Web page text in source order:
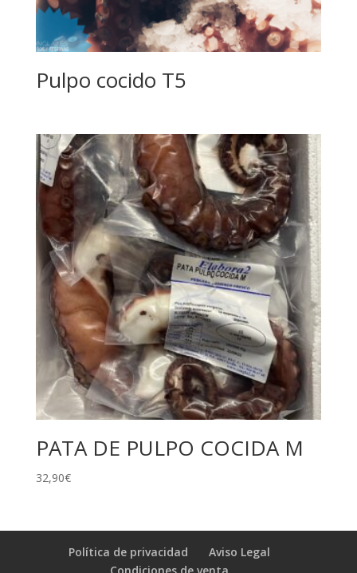
Pulpo cocido T5
PATA DE PULPO COCIDA M
32,90€
Política de privacidad
Aviso Legal